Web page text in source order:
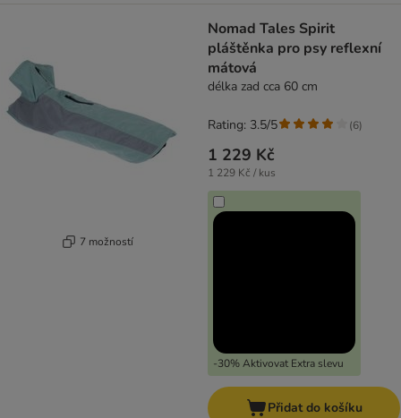
7 možností
Nomad Tales Spirit
pláštěnka pro psy reflexní
mátová
délka zad cca 60 cm
1 229 Kč
1 229 Kč / kus
-30% Aktivovat Extra slevu
Rating: 3.5/5 (6)
Přidat do košíku